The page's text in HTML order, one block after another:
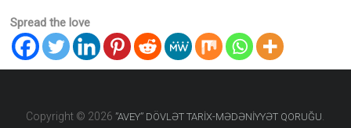
Spread the love
Copyright © 2026”AVEY” DÖVLƏT TARİX-MƏDƏNİYYƏT QORUĞU